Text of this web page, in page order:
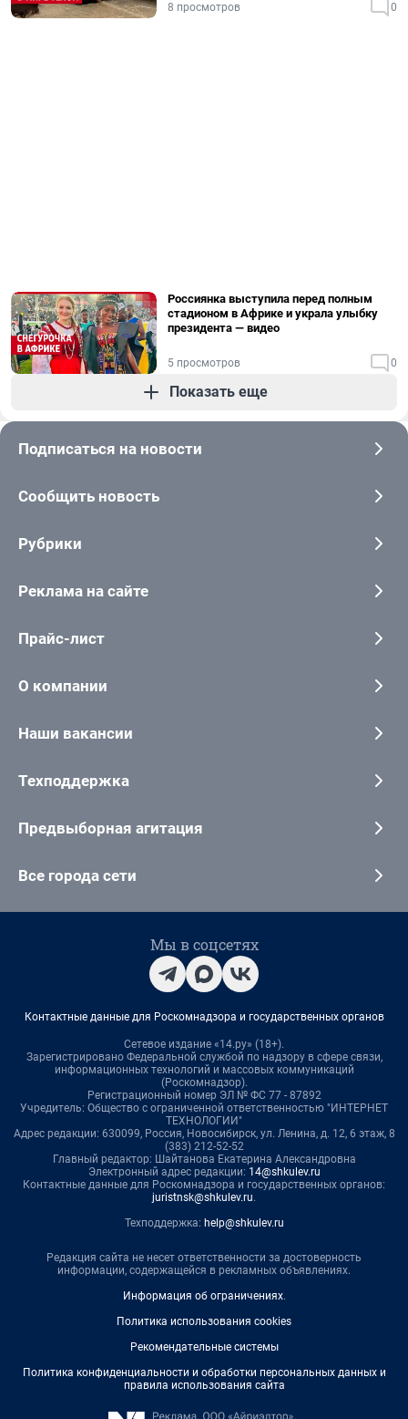
8 просмотров 0
Россиянка выступила перед полным
стадионом в Африке и украла улыбку
президента — видео
5 просмотров 0
Показать еще
Подписаться на новости
Сообщить новость
Рубрики
Реклама на сайте
Прайс-лист
О компании
Наши вакансии
Техподдержка
Предвыборная агитация
Все города сети
Мы в соцсетях
Контактные данные для Роскомнадзора и государственных органов
Сетевое издание «14.ру» (18+).
Зарегистрировано Федеральной службой по надзору в сфере связи,
информационных технологий и массовых коммуникаций
(Роскомнадзор).
Регистрационный номер ЭЛ № ФС 77 - 87892
Учредитель: Общество с ограниченной ответственностью "ИНТЕРНЕТ
ТЕХНОЛОГИИ"
Адрес редакции: 630099, Россия, Новосибирск, ул. Ленина, д. 12, 6 этаж, 8
(383) 212-52-52
Главный редактор: Шайтанова Екатерина Александровна
Электронный адрес редакции: 14@shkulev.ru
Контактные данные для Роскомнадзора и государственных органов:
juristnsk@shkulev.ru.
Техподдержка: help@shkulev.ru
Редакция сайта не несет ответственности за достоверность
информации, содержащейся в рекламных объявлениях.
Информация об ограничениях.
Политика использования cookies
Рекомендательные системы
Политика конфиденциальности и обработки персональных данных и
правила использования сайта